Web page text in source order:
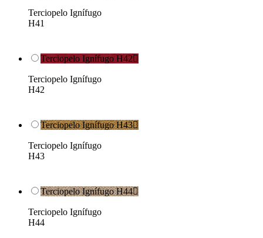
Terciopelo Ignífugo
H41
Terciopelo Ignífugo H42
Terciopelo Ignífugo
H42
Terciopelo Ignífugo H43
Terciopelo Ignífugo
H43
Terciopelo Ignífugo H44
Terciopelo Ignífugo
H44